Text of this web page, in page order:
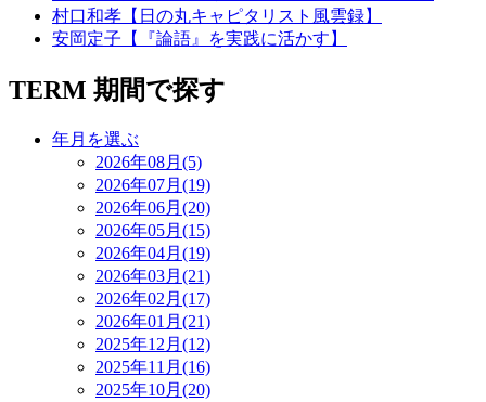
村口和孝【日の丸キャピタリスト風雲録】
安岡定子【『論語』を実践に活かす】
TERM 期間で探す
年月を選ぶ
2026年08月(5)
2026年07月(19)
2026年06月(20)
2026年05月(15)
2026年04月(19)
2026年03月(21)
2026年02月(17)
2026年01月(21)
2025年12月(12)
2025年11月(16)
2025年10月(20)